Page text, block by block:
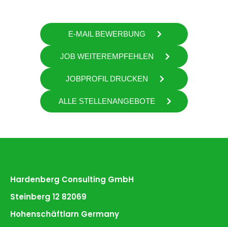
E-MAIL BEWERBUNG
JOB WEITEREMPFEHLEN
JOBPROFIL DRUCKEN
ALLE STELLENANGEBOTE
Hardenberg Consulting GmbH
Steinberg 12 82069
Hohenschäftlarn Germany